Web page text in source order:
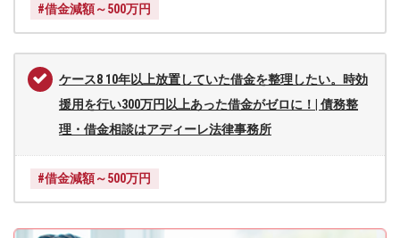
#借金減額～500万円
ケース8 10年以上放置していた借金を整理したい。時効
援用を行い300万円以上あった借金がゼロに！| 債務整
理・借金相談はアディーレ法律事務所
#借金減額～500万円